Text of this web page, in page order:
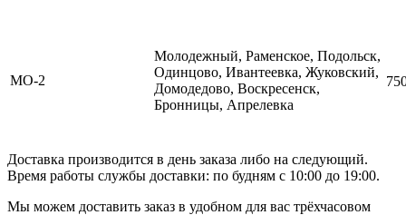
МО-2
Молодежный, Раменское, Подольск,
Одинцово, Ивантеевка, Жуковский,
Домодедово, Воскресенск,
Бронницы, Апрелевка
Доставка производится в день заказа либо на следующий.
Время работы службы доставки: по будням с 10:00 до 19:00.
Мы можем доставить заказ в удобном для вас трёхчасовом